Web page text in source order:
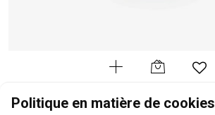
BACCARAT
Politique en matière de cookies